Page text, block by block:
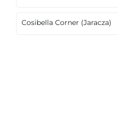
Cosibella Corner (Jaracza)